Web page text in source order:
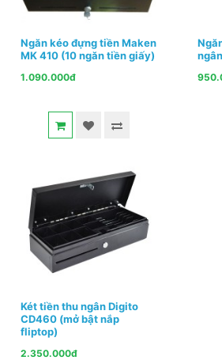
Ngăn kéo đựng tiền Maken
MK 410 (10 ngăn tiền giấy)
1.090.000đ
Két tiền thu ngân Digito
CD460 (mở bật nắp
fliptop)
2.350.000đ